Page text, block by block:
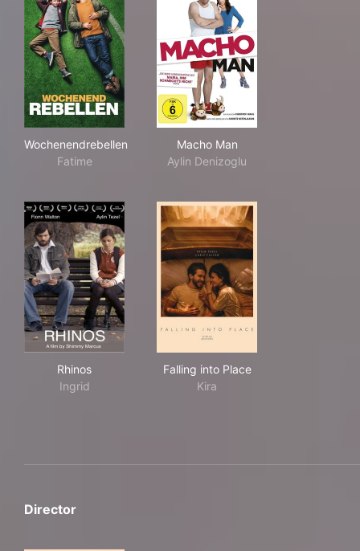
Wochenendrebellen
Fatime
Macho Man
Aylin Denizoglu
Rhinos
Ingrid
Falling into Place
Kira
Director